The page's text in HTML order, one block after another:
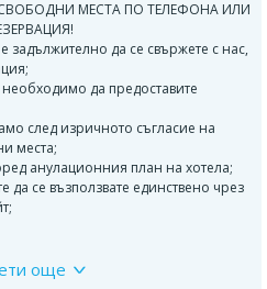
МЕСТА ПО ТЕЛЕФОНА ИЛИ
задължително да се свържете с нас,
да предоставите
след изричното съгласие на
места;
анулационния план на хотела;
да се възползвате единствено чрез
още